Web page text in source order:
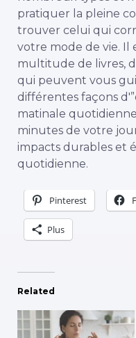
pratiquer la pleine
trouver celui qui
votre mode de vie. Il
multitude de livres,
qui peuvent vous
différentes façons
matinale
minutes de votre
impacts durables et
quotidienne.
Pinterest
Plus
Related